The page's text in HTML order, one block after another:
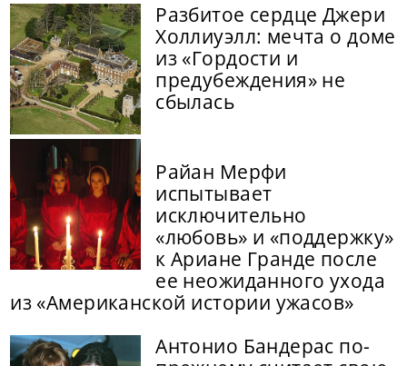
Разбитое сердце Джери
Холлиуэлл: мечта о доме
из «Гордости и
предубеждения» не
сбылась
Райан Мерфи
испытывает
исключительно
«любовь» и «поддержку»
к Ариане Гранде после
ее неожиданного ухода
из «Американской истории ужасов»
Антонио Бандерас по-